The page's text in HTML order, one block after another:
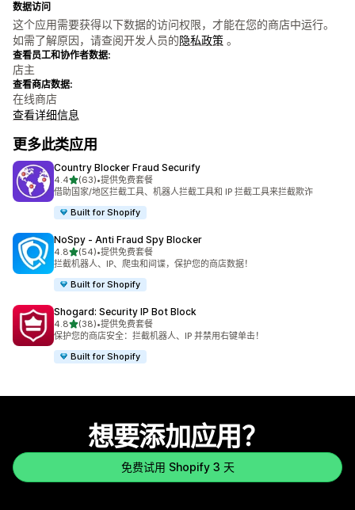
数据访问
这个应用需要获得以下数据的访问权限，才能在您的商店中运行。
如需了解原因，请查阅开发人员的隐私政策 。
查看员工和协作者数据:
店主
查看商店数据:
在线商店
查看详细信息
更多此类应用
Country Blocker Fraud Securify
4.4星（满分 5 星）
(63)
总共 63 条评论
•提供免费套餐
借助国家/地区拦截工具、机器人拦截工具和 IP 拦截工具来拦截欺诈
Built for Shopify
NoSpy ‑ Anti Fraud Spy Blocker
4.8星（满分 5 星）
(54)
总共 54 条评论
•提供免费套餐
拦截机器人、IP、爬虫和间谍，保护您的商店数据！
Built for Shopify
Shogard: Security IP Bot Block
4.8星（满分 5 星）
(38)
总共 38 条评论
•提供免费套餐
保护您的商店安全：拦截机器人、IP 并禁用右键单击！
Built for Shopify
想要添加应用？
免费试用 Shopify 3 天